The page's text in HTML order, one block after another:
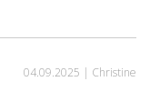
04.09.2025 | Christine